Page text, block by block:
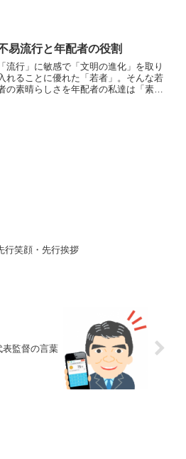
易流行と年配者の役割
「流行」に敏感で「文明の進化」を取り
入れることに優れた「若者」。そんな若
の素晴らしさを年配者の私達は「素
行笑顔・先行挨拶
表監督の言葉